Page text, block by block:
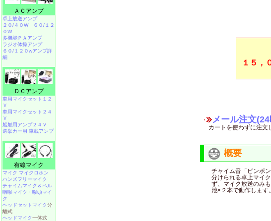
１５，
メール注文
カートを使わずに注文
概要
チャイム音「ピンポ
分けられる卓上マイ
ず、マイク放送のみ
池×２本で動作します。
ＡＣアンプ
卓上放送アンプ
２０/４０W
６０/１２
０W
多機能ＰＡアンプ
ラジオ体操アンプ
６０/１２０wアンプ詳
細
ＤＣアンプ
車用マイクセット１２
Ｖ
車用マイクセット２４
Ｖ
船舶用アンプ２４Ｖ
選挙カー用 車載アンプ
有線マイク
マイク マイクロホン
ハンズフリーマイク
チャイムマイク＆ベル
咽喉マイク・喉頭マイ
ク
ヘッドセットマイク分
離式
ヘッドマイク一体式